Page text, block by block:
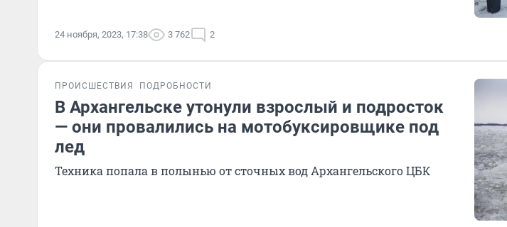
24 ноября, 2023, 17:38 3 762 2
ПРОИСШЕСТВИЯ ПОДРОБНОСТИ
В Архангельске утонули взрослый и подросток
— они провалились на мотобуксировщике под
лед
Техника попала в полынью от сточных вод Архангельского ЦБК